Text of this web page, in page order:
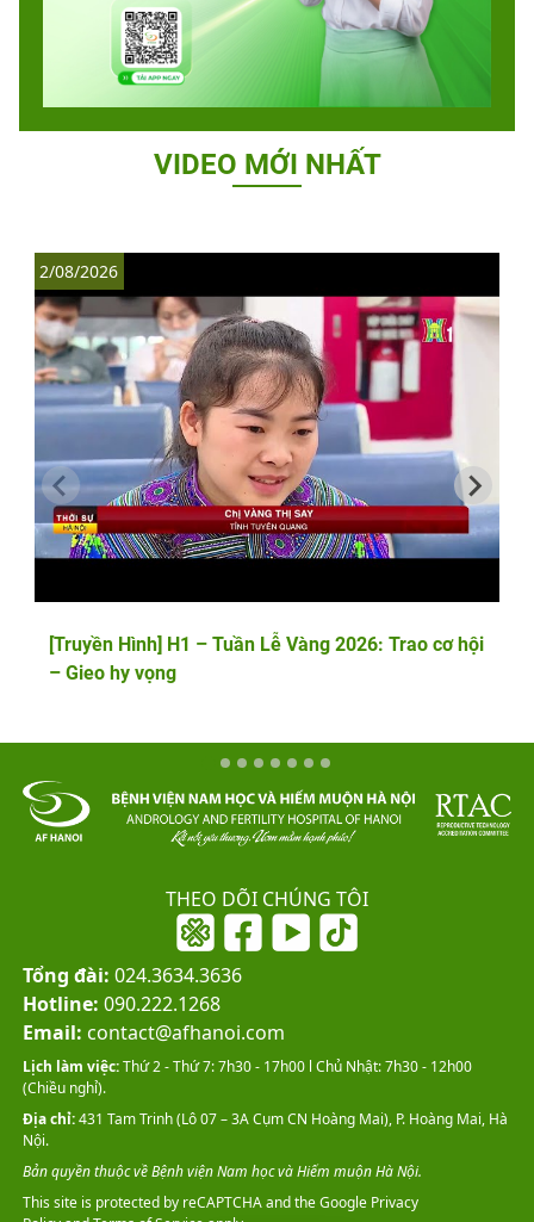
VIDEO MỚI NHẤT
[Truyền Hình] H1 – Tuần Lễ Vàng 2026: Trao cơ hội
– Gieo hy vọng
2/08/2026
THEO DÕI CHÚNG TÔI
Tổng đài: 024.3634.3636
Hotline: 090.222.1268
Email: contact@afhanoi.com
This site is protected by reCAPTCHA and the GooglePrivacy
Lịch làm việc:Thứ 2 - Thứ 7: 7h30 - 17h00 l Chủ Nhật: 7h30 - 12h00
(Chiều nghỉ).
Địa chỉ:431 Tam Trinh (Lô 07 – 3A Cụm CN Hoàng Mai), P. Hoàng Mai, Hà
Nội.
Bản quyền thuộc về Bệnh viện Nam học và Hiếm muộn Hà Nội.